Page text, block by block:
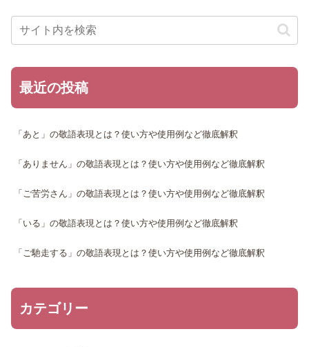
最近の投稿
「あと」の敬語表現とは？使い方や使用例など徹底解釈
「ありません」の敬語表現とは？使い方や使用例など徹底解釈
「ご苦労さん」の敬語表現とは？使い方や使用例など徹底解釈
「いる」の敬語表現とは？使い方や使用例など徹底解釈
「ご馳走する」の敬語表現とは？使い方や使用例など徹底解釈
カテゴリー